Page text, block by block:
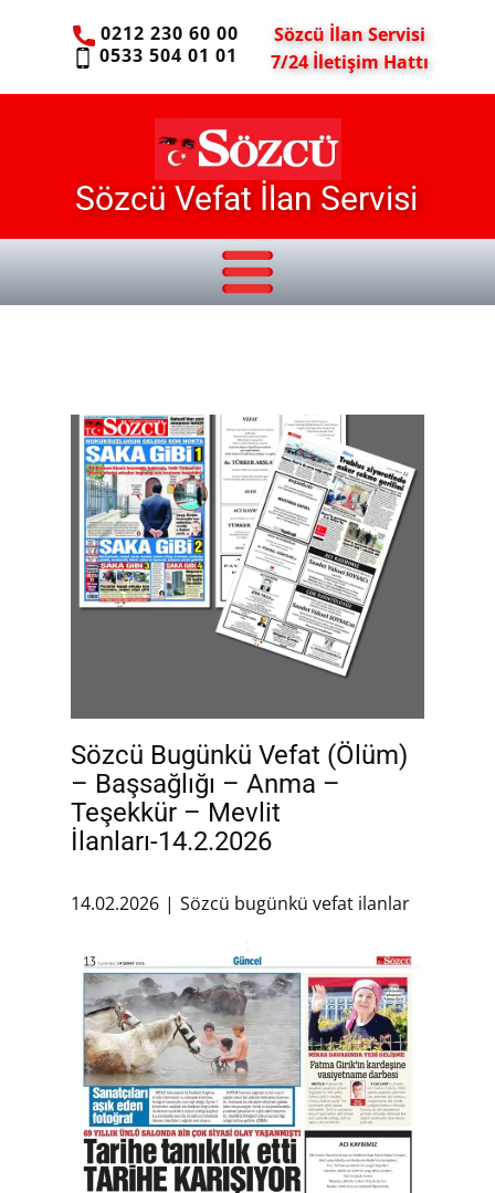
0212 230 60 00
0533 504 01 01
Sözcü İlan Servisi
7/24 İletişim Hattı
Sözcü Vefat İlan Servisi
Sözcü Bugünkü Vefat (Ölüm)
– Başsağlığı – Anma –
Teşekkür – Mevlit
İlanları-14.2.2026
14.02.2026 Sözcü bugünkü vefat ilanlar